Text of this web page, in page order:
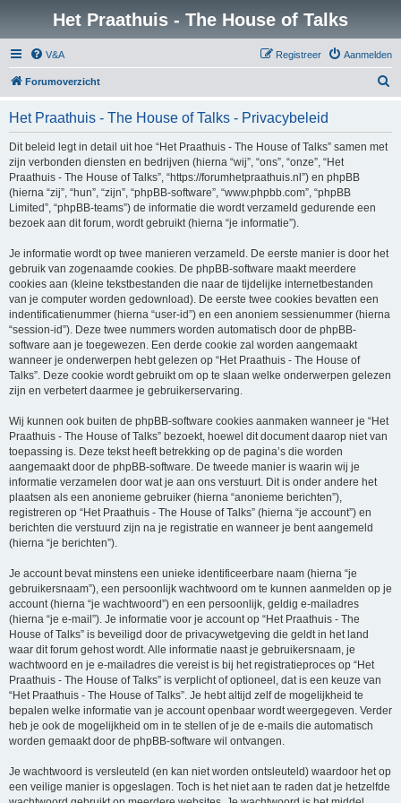
Het Praathuis - The House of Talks
V&A Aanmelden
Registreer
Forumoverzicht
Het Praathuis - The House of Talks - Privacybeleid
Dit beleid legt in detail uit hoe “Het Praathuis - The House of Talks” samen met
zijn verbonden diensten en bedrijven (hierna “wij”, “ons”, “onze”, “Het
Praathuis - The House of Talks”, “https://forumhetpraathuis.nl”) en phpBB
(hierna “zij”, “hun”, “zijn”, “phpBB-software”, “www.phpbb.com”, “phpBB
Limited”, “phpBB-teams”) de informatie die wordt verzameld gedurende een
bezoek aan dit forum, wordt gebruikt (hierna “je informatie”).
Je informatie wordt op twee manieren verzameld. De eerste manier is door het
gebruik van zogenaamde cookies. De phpBB-software maakt meerdere
cookies aan (kleine tekstbestanden die naar de tijdelijke internetbestanden
van je computer worden gedownload). De eerste twee cookies bevatten een
indentificatienummer (hierna “user-id”) en een anoniem sessienummer (hierna
“session-id”). Deze twee nummers worden automatisch door de phpBB-
software aan je toegewezen. Een derde cookie zal worden aangemaakt
wanneer je onderwerpen hebt gelezen op “Het Praathuis - The House of
Talks”. Deze cookie wordt gebruikt om op te slaan welke onderwerpen gelezen
zijn en verbetert daarmee je gebruikerservaring.
Wij kunnen ook buiten de phpBB-software cookies aanmaken wanneer je “Het
Praathuis - The House of Talks” bezoekt, hoewel dit document daarop niet van
toepassing is. Deze tekst heeft betrekking op de pagina’s die worden
aangemaakt door de phpBB-software. De tweede manier is waarin wij je
informatie verzamelen door wat je aan ons verstuurt. Dit is onder andere het
plaatsen als een anonieme gebruiker (hierna “anonieme berichten”),
registreren op “Het Praathuis - The House of Talks” (hierna “je account”) en
berichten die verstuurd zijn na je registratie en wanneer je bent aangemeld
(hierna “je berichten”).
Je account bevat minstens een unieke identificeerbare naam (hierna “je
gebruikersnaam”), een persoonlijk wachtwoord om te kunnen aanmelden op je
account (hierna “je wachtwoord”) en een persoonlijk, geldig e-mailadres
(hierna “je e-mail”). Je informatie voor je account op “Het Praathuis - The
House of Talks” is beveiligd door de privacywetgeving die geldt in het land
waar dit forum gehost wordt. Alle informatie naast je gebruikersnaam, je
wachtwoord en je e-mailadres die vereist is bij het registratieproces op “Het
Praathuis - The House of Talks” is verplicht of optioneel, dat is een keuze van
“Het Praathuis - The House of Talks”. Je hebt altijd zelf de mogelijkheid te
bepalen welke informatie van je account openbaar wordt weergegeven. Verder
heb je ook de mogelijkheid om in te stellen of je de e-mails die automatisch
worden gemaakt door de phpBB-software wil ontvangen.
Je wachtwoord is versleuteld (en kan niet worden ontsleuteld) waardoor het op
een veilige manier is opgeslagen. Toch is het niet aan te raden dat je hetzelfde